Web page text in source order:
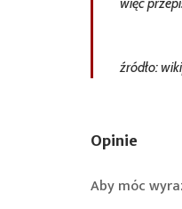
źródło:
Opinie
Aby móc